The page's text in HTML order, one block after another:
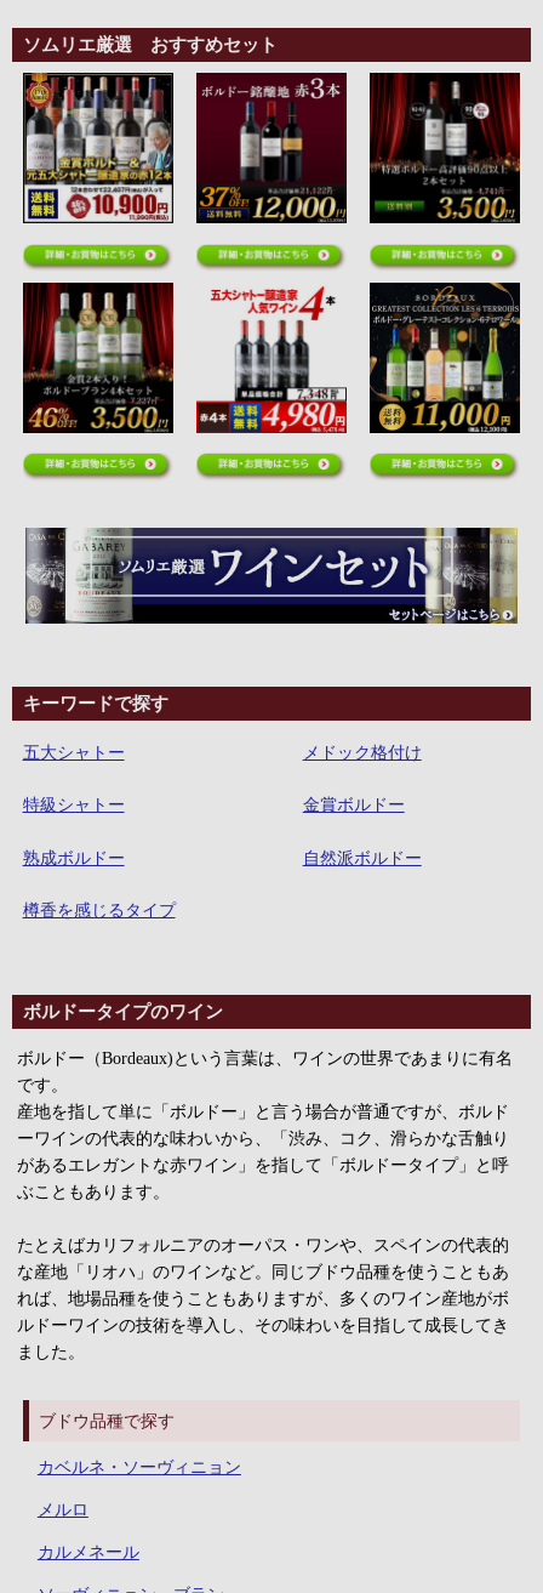
ソムリエ厳選 おすすめセット
キーワードで探す
五大シャトー メドック格付け
特級シャトー 金賞ボルドー
熟成ボルドー 自然派ボルドー
樽香を感じるタイプ
ボルドータイプのワイン
ボルドー（Bordeaux)という言葉は、ワインの世界であまりに有名
です。
産地を指して単に「ボルドー」と言う場合が普通ですが、ボルド
ーワインの代表的な味わいから、「渋み、コク、滑らかな舌触り
があるエレガントな赤ワイン」を指して「ボルドータイプ」と呼
ぶこともあります。
たとえばカリフォルニアのオーパス・ワンや、スペインの代表的
な産地「リオハ」のワインなど。同じブドウ品種を使うこともあ
れば、地場品種を使うこともありますが、多くのワイン産地がボ
ルドーワインの技術を導入し、その味わいを目指して成長してき
ました。
ブドウ品種で探す
カベルネ・ソーヴィニョン
メルロ
カルメネール